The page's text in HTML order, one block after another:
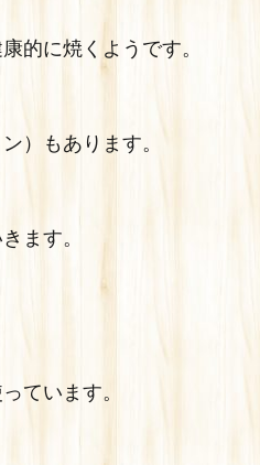
的に焼くようです。
）もあります。
ます。
ています。